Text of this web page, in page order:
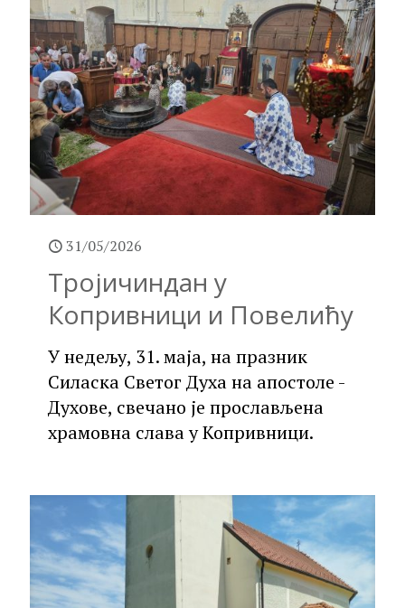
31/05/2026
Тројичиндан у
Копривници и Повелићу
У недељу, 31. маја, на празник
Силаска Светог Духа на апостоле -
Духове, свечано је прослављена
храмовна слава у Копривници.